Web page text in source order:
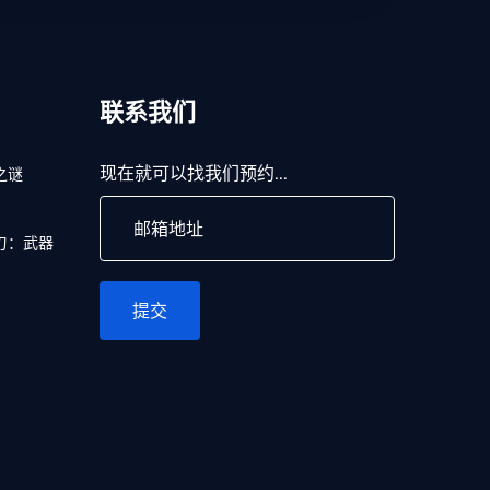
谜
：武器
联系我们
现在就可以找我们预约...
提交